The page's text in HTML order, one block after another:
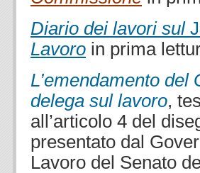
Diario dei lavori sul
Lavoro in prima
L’emendamento del
delega sul lavoro,
all’articolo 4 del
presentato dal
Lavoro del Senato